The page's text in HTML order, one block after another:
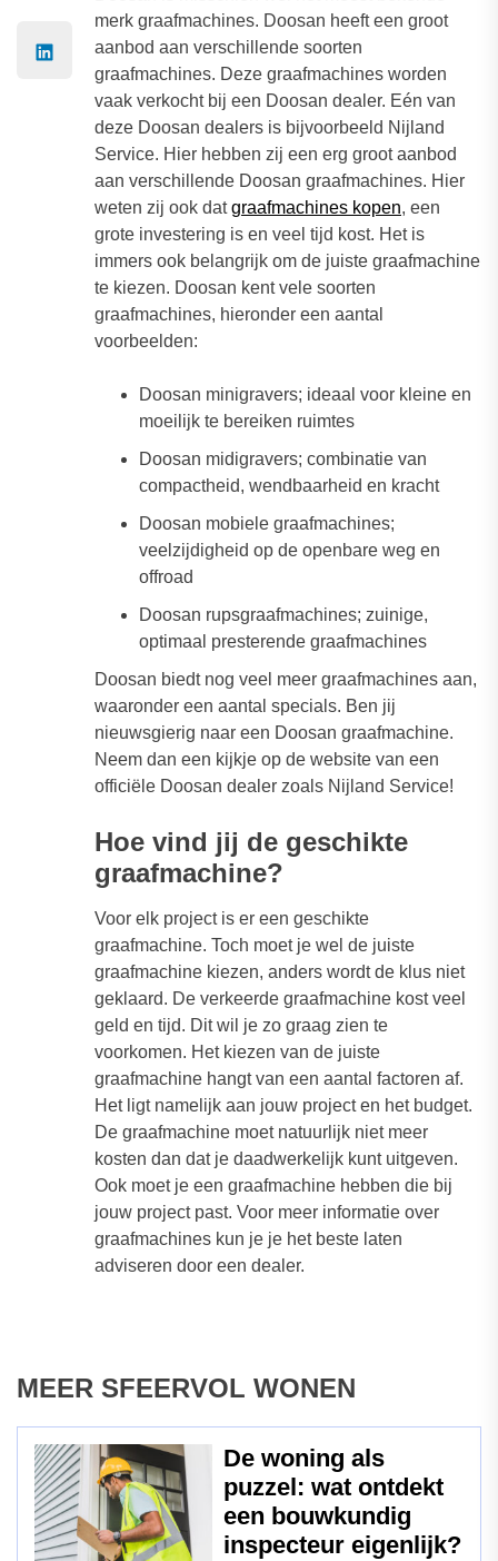
merk graafmachines. Doosan heeft een groot
aanbod aan verschillende soorten
graafmachines. Deze graafmachines worden
vaak verkocht bij een Doosan dealer. Eén van
deze Doosan dealers is bijvoorbeeld Nijland
Service. Hier hebben zij een erg groot aanbod
aan verschillende Doosan graafmachines. Hier
weten zij ook datgraafmachines kopen, een
grote investering is en veel tijd kost. Het is
immers ook belangrijk om de juiste graafmachine
te kiezen. Doosan kent vele soorten
graafmachines, hieronder een aantal
voorbeelden:
Doosan minigravers; ideaal voor kleine en
moeilijk te bereiken ruimtes
Doosan midigravers; combinatie van
compactheid, wendbaarheid en kracht
Doosan mobiele graafmachines;
veelzijdigheid op de openbare weg en
offroad
Doosan rupsgraafmachines; zuinige,
optimaal presterende graafmachines
Doosan biedt nog veel meer graafmachines aan,
waaronder een aantal specials. Ben jij
nieuwsgierig naar een Doosan graafmachine.
Neem dan een kijkje op de website van een
officiële Doosan dealer zoals Nijland Service!
Hoe vind jij de geschikte
graafmachine?
Voor elk project is er een geschikte
graafmachine. Toch moet je wel de juiste
graafmachine kiezen, anders wordt de klus niet
geklaard. De verkeerde graafmachine kost veel
geld en tijd. Dit wil je zo graag zien te
voorkomen. Het kiezen van de juiste
graafmachine hangt van een aantal factoren af.
Het ligt namelijk aan jouw project en het budget.
De graafmachine moet natuurlijk niet meer
kosten dan dat je daadwerkelijk kunt uitgeven.
Ook moet je een graafmachine hebben die bij
jouw project past. Voor meer informatie over
graafmachines kun je je het beste laten
adviseren door een dealer.
MEER SFEERVOL WONEN
De woning als
puzzel: wat ontdekt
een bouwkundig
inspecteur eigenlijk?